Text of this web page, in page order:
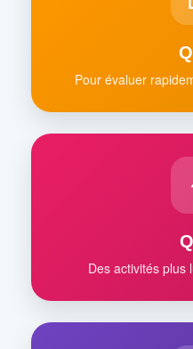
Pour évaluer
Des activités plus